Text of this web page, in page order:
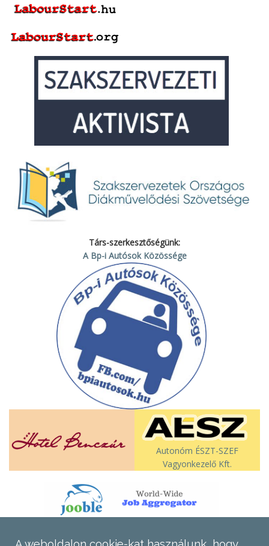
Társ-szerkesztőségünk:
A Bp-i Autósok Közössége
Autonóm ÉSZT-SZEF
Vagyonkezelő Kft.